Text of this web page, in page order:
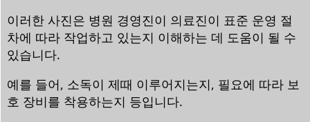
이러한 사진은 병원 경영진이 의료진이 표준 운영 절
차에 따라 작업하고 있는지 이해하는 데 도움이 될 수
있습니다.
예를 들어, 소독이 제때 이루어지는지, 필요에 따라 보
호 장비를 착용하는지 등입니다.